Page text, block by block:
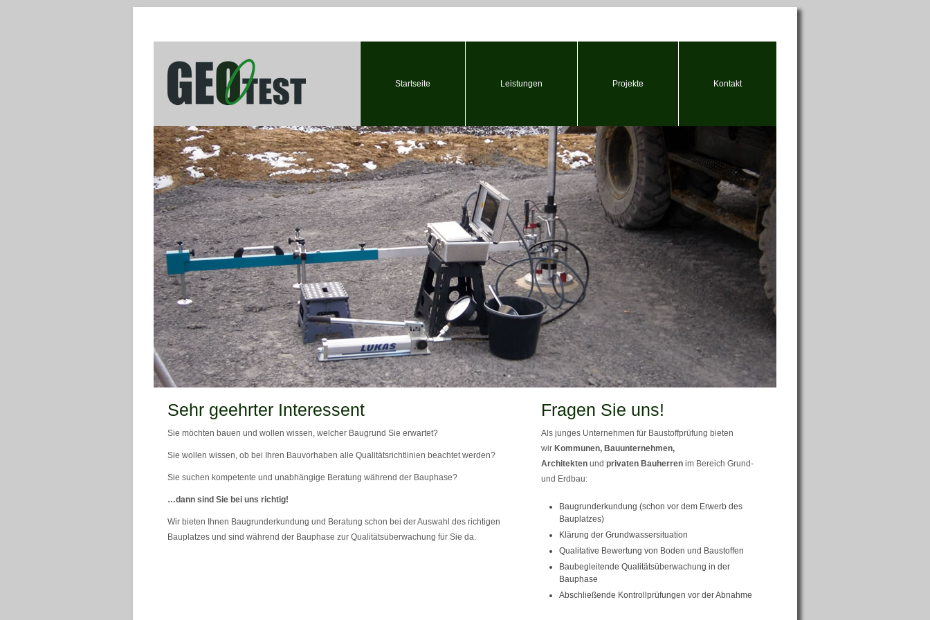
Startseite Leistungen Projekte Kontakt
Sehr geehrter Interessent
Sie möchten bauen und wollen wissen, welcher Baugrund Sie erwartet?
Sie wollen wissen, ob bei Ihren Bauvorhaben alle Qualitätsrichtlinien beachtet werden?
Sie suchen kompetente und unabhängige Beratung während der Bauphase?
…dann sind Sie bei uns richtig!
Wir bieten Ihnen Baugrunderkundung und Beratung schon bei der Auswahl des richtigen
Bauplatzes und sind während der Bauphase zur Qualitätsüberwachung für Sie da.
Fragen Sie uns!
Als junges Unternehmen für Baustoffprüfung bieten
wir Kommunen, Bauunternehmen,
Architekten und privaten Bauherren im Bereich Grund-
und Erdbau:
Baugrunderkundung (schon vor dem Erwerb des
Bauplatzes)
Klärung der Grundwassersituation
Qualitative Bewertung von Boden und Baustoffen
Baubegleitende Qualitätsüberwachung in der
Bauphase
Abschließende Kontrollprüfungen vor der Abnahme